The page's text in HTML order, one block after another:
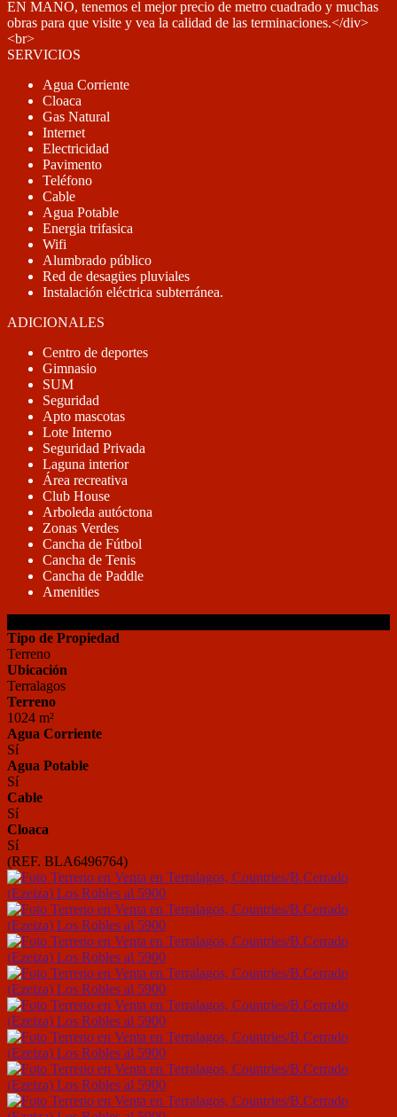
EN MANO, tenemos el mejor precio de metro cuadrado y muchas
obras para que visite y vea la calidad de las terminaciones.</div>
<br>
SERVICIOS
Agua Corriente
Cloaca
Gas Natural
Internet
Electricidad
Pavimento
Teléfono
Cable
Agua Potable
Energia trifasica
Wifi
Alumbrado público
Red de desagües pluviales
Instalación eléctrica subterránea.
ADICIONALES
Centro de deportes
Gimnasio
SUM
Seguridad
Apto mascotas
Lote Interno
Seguridad Privada
Laguna interior
Área recreativa
Club House
Arboleda autóctona
Zonas Verdes
Cancha de Fútbol
Cancha de Tenis
Cancha de Paddle
Amenities
Tipo de Propiedad
Terreno
Ubicación
Terralagos
Terreno
1024 m²
Agua Corriente
Sí
Agua Potable
Sí
Cable
Sí
Cloaca
Sí
(REF. BLA6496764)